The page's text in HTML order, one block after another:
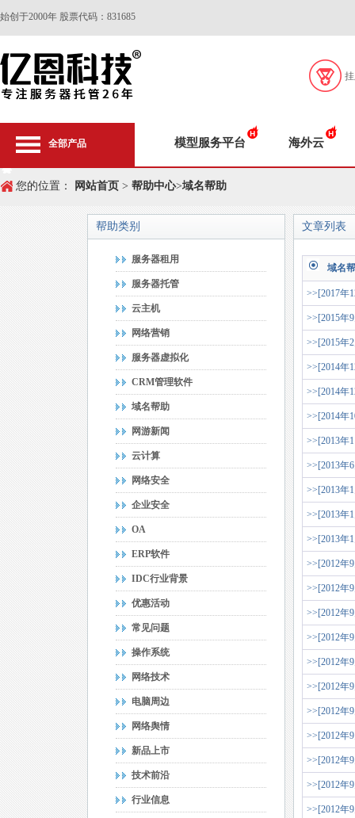
始创于2000年 股票代码：831685
全部产品 模型服务平台 海外云
您的位置： 网站首页 > 帮助中心>域名帮助
帮助类别
服务器租用
服务器托管
云主机
网络营销
服务器虚拟化
CRM管理软件
域名帮助
网游新闻
云计算
网络安全
企业安全
OA
ERP软件
IDC行业背景
优惠活动
常见问题
操作系统
网络技术
电脑周边
网络舆情
新品上市
技术前沿
行业信息
文章列表
域名
>>[2017年
>>[2015年
>>[2015年
>>[2014年
>>[2014年
>>[2014年
>>[2013年
>>[2013年
>>[2013年
>>[2013年
>>[2013年
>>[2012年
>>[2012年
>>[2012年
>>[2012年
>>[2012年
>>[2012年
>>[2012年
>>[2012年
>>[2012年
>>[2012年
>>[2012年